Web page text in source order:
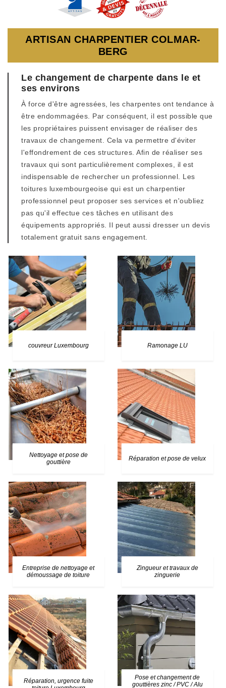
ARTISAN CHARPENTIER COLMAR-
BERG
Le changement de charpente dans le et
ses environs
À force d'être agressées, les charpentes ont tendance à
être endommagées. Par conséquent, il est possible que
les propriétaires puissent envisager de réaliser des
travaux de changement. Cela va permettre d'éviter
l'effondrement de ces structures. Afin de réaliser ses
travaux qui sont particulièrement complexes, il est
indispensable de rechercher un professionnel. Les
toitures luxembourgeoise qui est un charpentier
professionnel peut proposer ses services et n'oubliez
pas qu'il effectue ces tâches en utilisant des
équipements appropriés. Il peut aussi dresser un devis
totalement gratuit sans engagement.
couvreur Luxembourg Ramonage LU
Nettoyage et pose de
gouttière
Réparation et pose de velux
Entreprise de nettoyage et
démoussage de toiture
Zingueur et travaux de
zinguerie
Réparation, urgence fuite
Pose et changement de
gouttières zinc / PVC / Alu